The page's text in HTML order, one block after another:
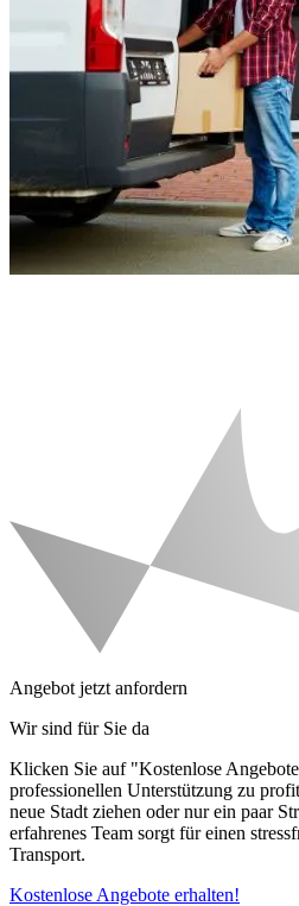
Angebot jetzt anfordern
Wir sind für Sie da
Klicken Sie auf "Kostenlose
professionellen Unterstützung zu
neue Stadt ziehen oder nur ein paar
erfahrenes Team sorgt für einen
Transport.
Kostenlose Angebote erhalten!